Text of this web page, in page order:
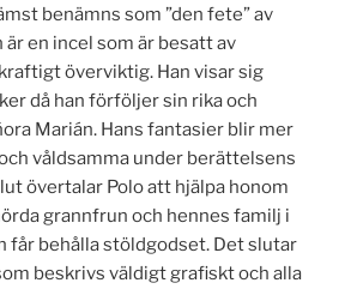
benämns som ”den fete” av
en incel som är besatt av
överviktig. Han visar sig
då han förföljer sin rika och
Marián. Hans fantasier blir mer
våldsamma under berättelsens
övertalar Polo att hjälpa honom
grannfrun och hennes familj i
får behålla stöldgodset. Det slutar
beskrivs väldigt grafiskt och alla